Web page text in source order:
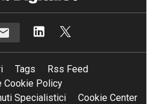
Tags
Rss Feed
Cookie Policy
Specialistici
Cookie Center